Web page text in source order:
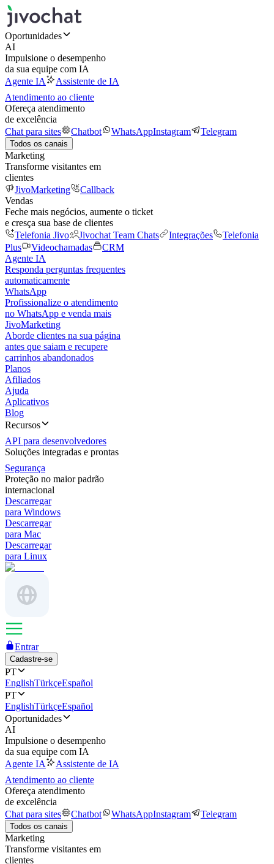
Oportunidades
AI
Impulsione o desempenho
da sua equipe com IA
Agente IA
Assistente de IA
Atendimento ao cliente
Ofereça atendimento
de excelência
Chat para sites
Chatbot WhatsAppInstagram Telegram
Todos os canais
Marketing
Transforme visitantes em
clientes
JivoMarketing
Callback
Vendas
Feche mais negócios, aumente o ticket
e cresça sua base de clientes
Telefonia Jivo
Jivochat Team Chats Integrações
Telefonia
Plus
Videochamadas
CRM
Agente IA
Responda perguntas frequentes
automaticamente
WhatsApp
Profissionalize o atendimento
no WhatsApp e venda mais
JivoMarketing
Aborde clientes na sua página
antes que saiam e recupere
carrinhos abandonados
Planos
Afiliados
Ajuda
Aplicativos
Blog
Recursos
API para desenvolvedores
Soluções integradas e prontas
Segurança
Proteção no maior padrão
internacional
Descarregar
para Windows
Descarregar
para Mac
Descarregar
para Linux
Entrar
Cadastre-se
PT
EnglishTürkçeEspañol
PT
EnglishTürkçeEspañol
Oportunidades
AI
Impulsione o desempenho
da sua equipe com IA
Agente IA
Assistente de IA
Atendimento ao cliente
Ofereça atendimento
de excelência
Chat para sites
Chatbot WhatsAppInstagram Telegram
Todos os canais
Marketing
Transforme visitantes em
clientes